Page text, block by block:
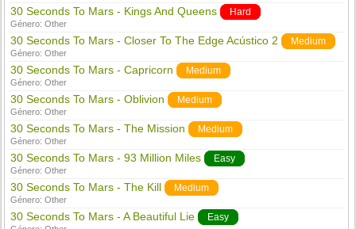
30 Seconds To Mars - Kings And Queens Hard
Género:Other
30 Seconds To Mars - Closer To The Edge Acústico 2 Medium
Género:Other
30 Seconds To Mars - Capricorn Medium
Género:Other
30 Seconds To Mars - Oblivion Medium
Género:Other
30 Seconds To Mars - The Mission Medium
Género:Other
30 Seconds To Mars - 93 Million Miles Easy
Género:Other
30 Seconds To Mars - The Kill Medium
Género:Other
30 Seconds To Mars - A Beautiful Lie Easy